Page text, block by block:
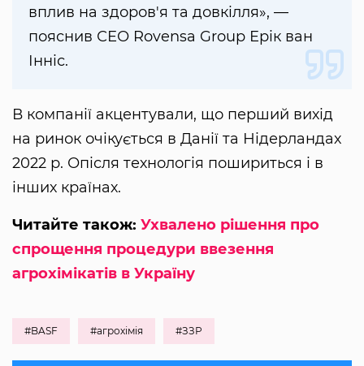
вплив на здоров'я та довкілля», —
пояснив СЕО Rovensa Group Ерік ван
Інніс.
В компанії акцентували, що перший вихід
на ринок очікується в Данії та Нідерландах
2022 р. Опісля технологія пошириться і в
інших країнах.
Читайте також: Ухвалено рішення про
спрощення процедури ввезення
агрохімікатів в Україну
#BASF #агрохімія #ЗЗР